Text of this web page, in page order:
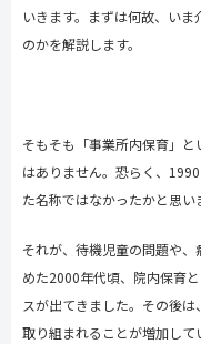
いきます。まずは何故、い
のかを解説します。
そもそも「事業所内保育」
はありません。恐らく、 1990
た名称ではなかったかと思い
それが、待機児童の問題や
めた2000年代頃、院内保育
スが出てきました。その後
取り組まれることが増加し